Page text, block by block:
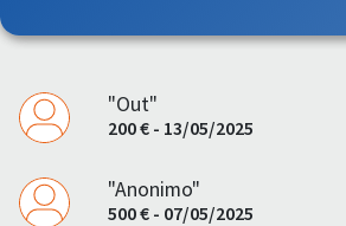
"Out"
200 € - 13/05/2025
"Anonimo"
500 € - 07/05/2025